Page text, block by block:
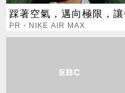
踩著空氣，邁向極限，
PR・NIKE AIR MAX